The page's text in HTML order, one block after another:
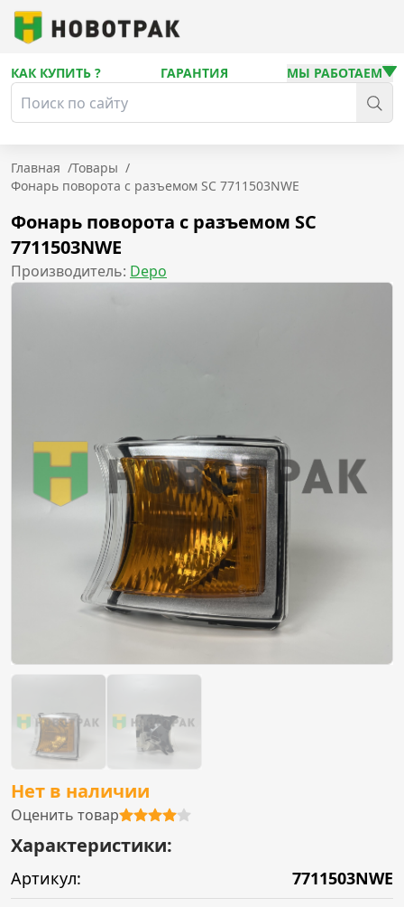
КАК КУПИТЬ ? ГАРАНТИЯ МЫ РАБОТАЕМ
Главная /Товары /
Фонарь поворота с разъемом SC 7711503NWE
Фонарь поворота с разъемом SC
7711503NWE
Производитель: Depo
Нет в наличии
Оценить товар
Характеристики:
Артикул:
7711503NWE